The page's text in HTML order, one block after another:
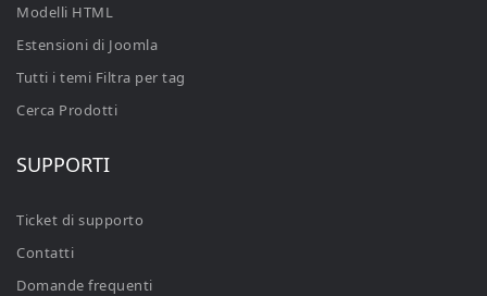
Modelli HTML
Estensioni di Joomla
Tutti i temi Filtra per tag
Cerca Prodotti
SUPPORTI
Ticket di supporto
Contatti
Domande frequenti